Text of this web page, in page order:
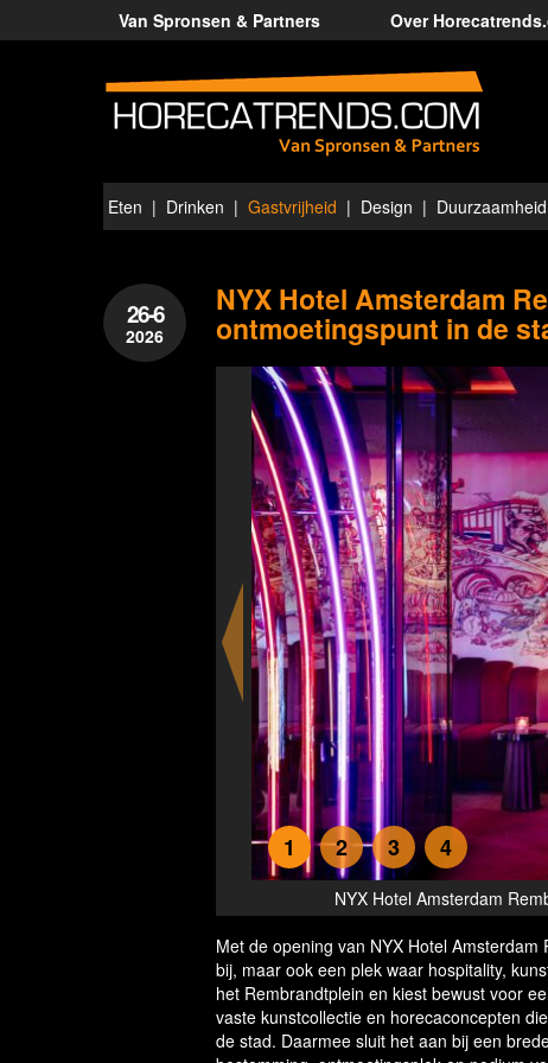
Van Spronsen & Partners Over
Eten Drinken Gastvrijheid Design Duurzaamheid
26-6
2026
NYX Hotel Amsterdam
ontmoetingspunt in de
NYX Hotel Amsterdam
1 2 3 4
Met de opening van NYX Hotel
bij, maar ook een plek waar hospitality,
het Rembrandtplein en kiest bewust voor
vaste kunstcollectie en horecaconcepten
de stad. Daarmee sluit het aan bij een